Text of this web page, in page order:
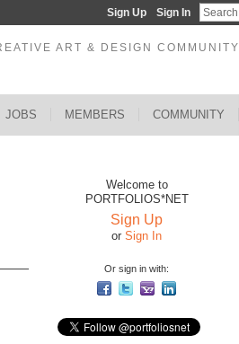
Sign Up Sign In
ART & DESIGN COMMUNITY
JOBS MEMBERS COMMUNITY
Welcome to
PORTFOLIOS*NET
Sign Up
or Sign In
Or sign in with: